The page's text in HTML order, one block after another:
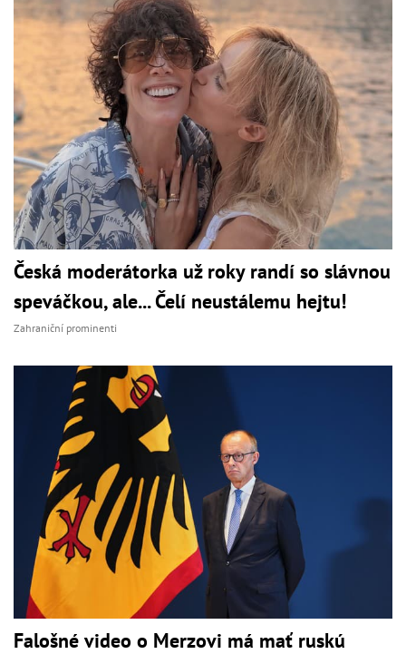
Česká moderátorka už roky randí so slávnou
speváčkou, ale... Čelí neustálemu hejtu!
Zahraniční prominenti
Falošné video o Merzovi má mať ruskú